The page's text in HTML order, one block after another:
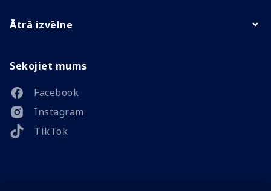
Ātrā izvēlne
Sekojiet mums
Facebook
Instagram
TikTok